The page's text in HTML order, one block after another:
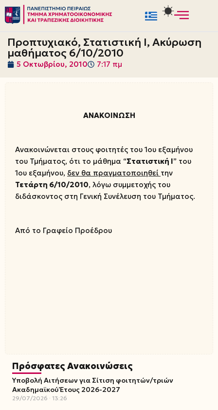
Μεταπηδήστε
στο
περιεχόμενο
Προπτυχιακό, Στατιστική Ι, Ακύρωση
μαθήματος 6/10/2010
5 Οκτωβρίου, 2010 7:17 πμ
ΑΝΑΚΟΙΝΩΣΗ
Ανακοινώνεται στους φοιτητές του 1ου εξαμήνου
του Τμήματος, ότι το μάθημα “Στατιστική Ι” του
1ου εξαμήνου, δεν θα πραγματοποιηθεί την
Τετάρτη 6/10/2010, λόγω συμμετοχής του
διδάσκοντος στη Γενική Συνέλευση του Τμήματος.
Από το Γραφείο Προέδρου
Πρόσφατες Ανακοινώσεις
Υποβολή Αιτήσεων για Σίτιση φοιτητών/τριών
Ακαδημαϊκού Έτους 2026-2027
29/07/2026 13:26